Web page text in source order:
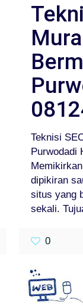
Teknisi
Purwodadi
dipikiran
situs yang
sekali.
0